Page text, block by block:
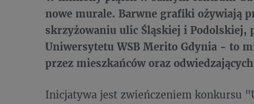
nowe murale. Barwne grafiki ożywiają
skrzyżowaniu ulic Śląskiej i Podolskiej,
Uniwersytetu WSB Merito Gdynia - to
przez mieszkańców oraz
Inicjatywa jest zwieńczeniem konkursu